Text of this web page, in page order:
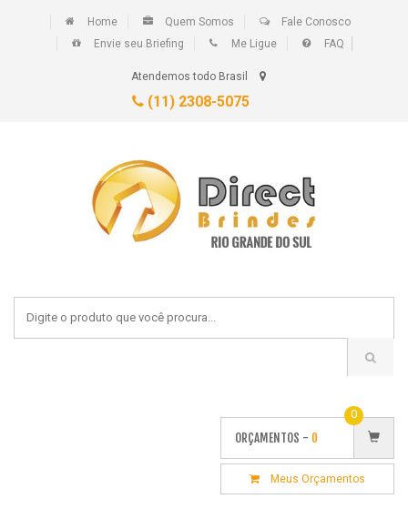
Home Quem Somos
Fale Conosco
Envie seu Briefing
Me Ligue FAQ
Atendemos todo Brasil
(11) 2308-5075
ORÇAMENTOS - 0
0
Meus Orçamentos